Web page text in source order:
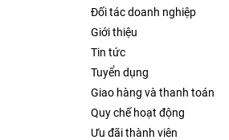
Đối tác doanh nghiệp
Giới thiệu
Tin tức
Tuyển dụng
Giao hàng và thanh toán
Quy chế hoạt động
Ưu đãi thành viên